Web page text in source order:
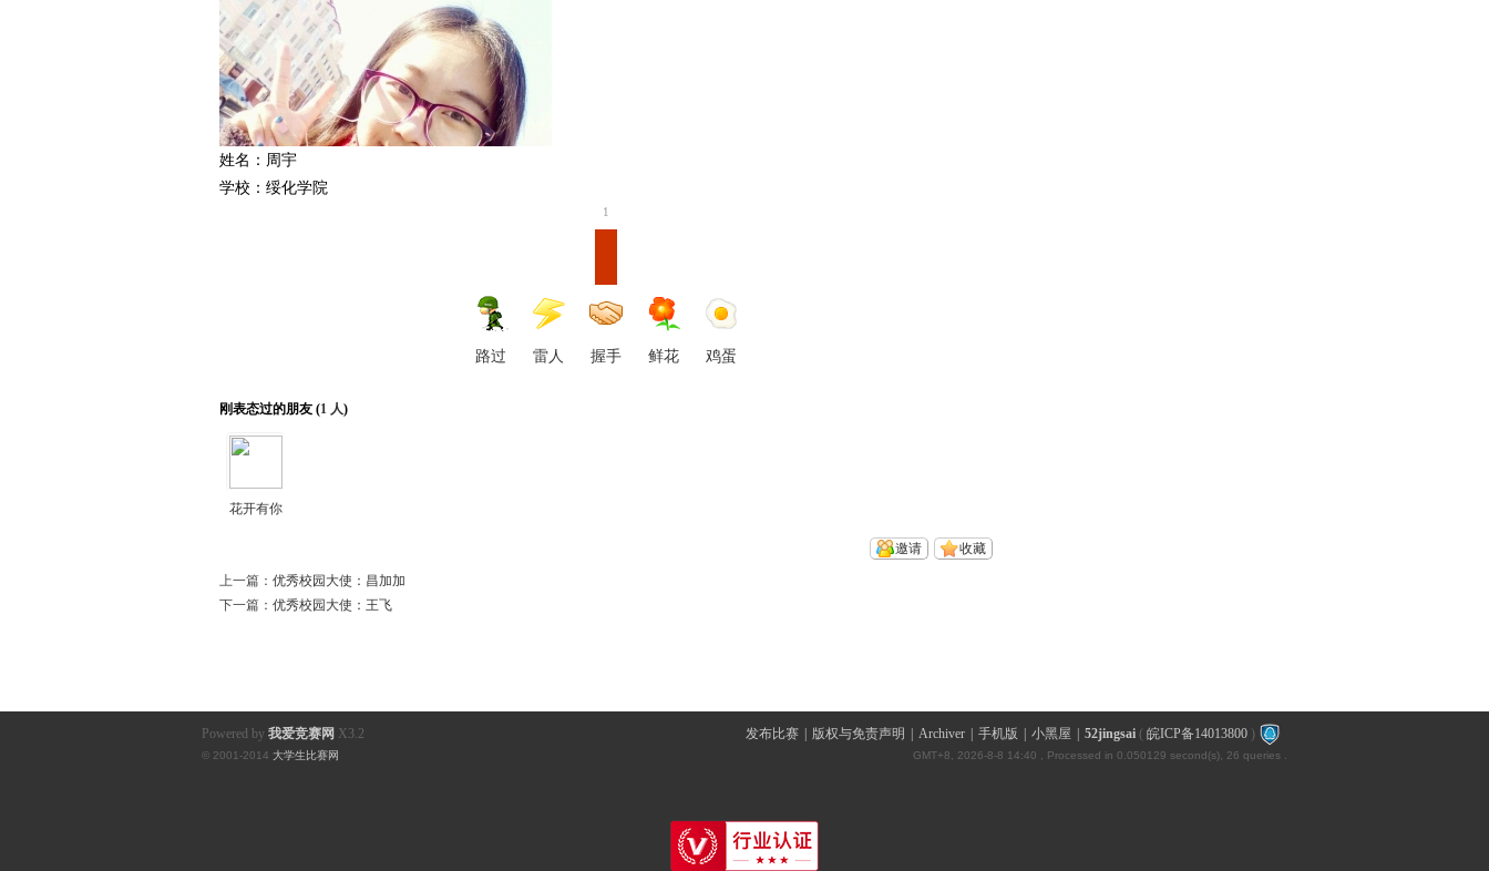
姓名：周宇
学校：绥化学院
路过 雷人
1
握手 鲜花 鸡蛋
刚表态过的朋友 (1 人)
花开有你
收藏
邀请
上一篇： 优秀校园大使：昌加加
下一篇： 优秀校园大使：王飞
发布比赛 版权与免责声明 Archiver 手机版 小黑屋 52jingsai ( 皖ICP备14013800 )
GMT+8, 2026-8-8 14:40 , Processed in 0.050129 second(s), 26 queries .
Powered by 我爱竞赛网 X3.2
© 2001-2014 大学生比赛网